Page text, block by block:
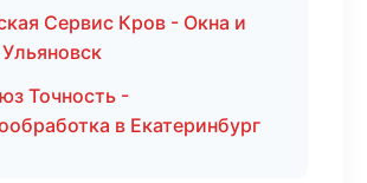
Сервис Кров - Окна и
Точность -
в Екатеринбург